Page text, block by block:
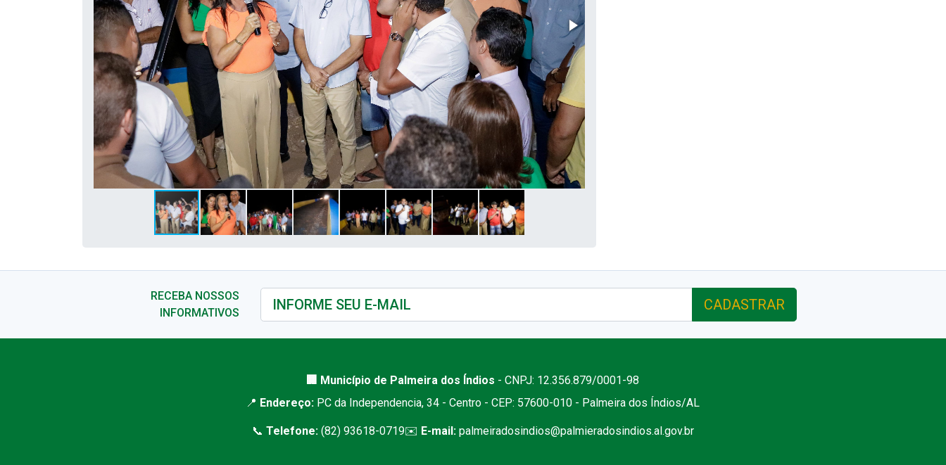
RECEBA NOSSOS
INFORMATIVOS
CADASTRAR
🏢 Município de Palmeira dos Índios - CNPJ: 12.356.879/0001-98
📍 Endereço: PC da Independencia, 34 - Centro - CEP: 57600-010 - Palmeira dos Índios/AL
📞 Telefone:(82) 93618-0719✉️ E-mail: palmeiradosindios@palmieradosindios.al.gov.br